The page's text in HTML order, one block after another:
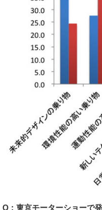
Q：東京モーターショーで